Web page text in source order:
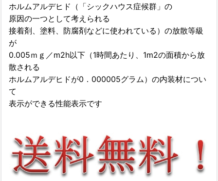
ホルムアルデヒド（「シックハウス症候群」の
原因の一つとして考えられる
接着剤、塗料、防腐剤などに使われている）の放散等級
が
0.005ｍｇ／m2h以下（1時間あたり、1m2の面積から放
散される
ホルムアルデヒドが0．000005グラム）の内装材につい
て
表示ができる性能表示です